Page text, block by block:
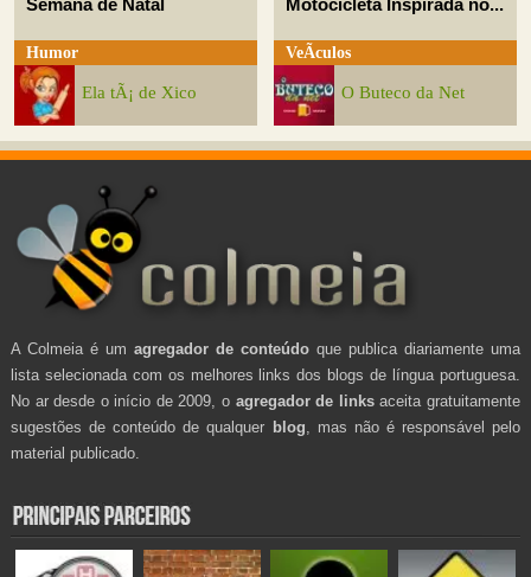
Semana de Natal
Humor
Ela tÃ¡ de Xico
Motocicleta Inspirada no...
VeÃ­culos
O Buteco da Net
A Colmeia é um agregador de conteúdo que publica diariamente uma
lista selecionada com os melhores links dos blogs de língua portuguesa.
No ar desde o início de 2009, o agregador de linksaceita gratuitamente
sugestões de conteúdo de qualquer blog , mas não é responsável pelo
material publicado.